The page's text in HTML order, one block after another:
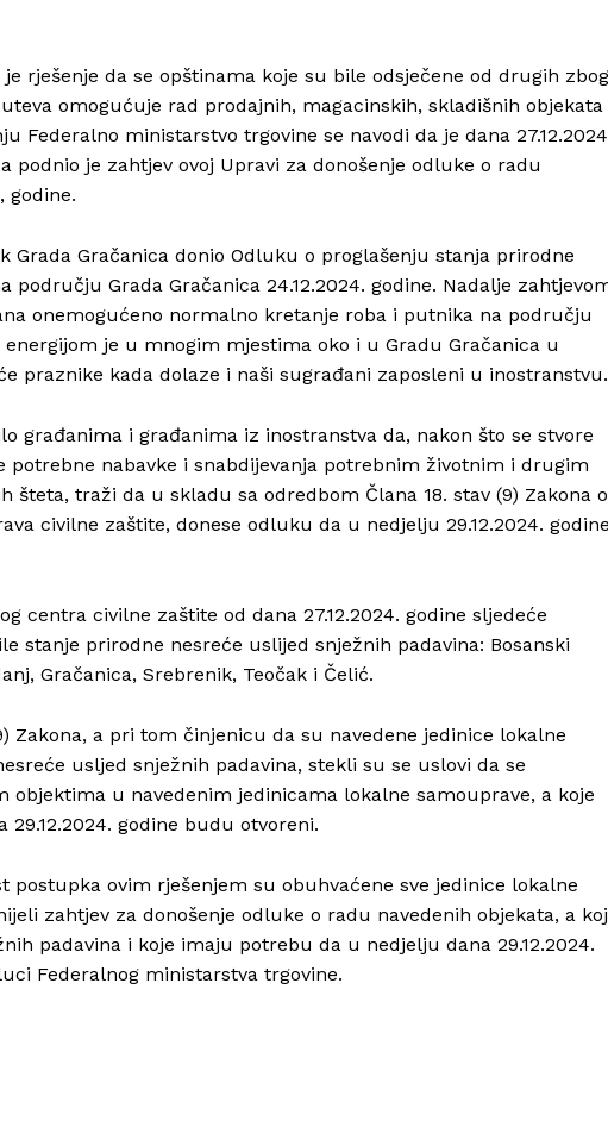
O nama
Kontakt
rješenje da se opštinama koje su bile odsječene od drugih zbog
omogućuje rad prodajnih, magacinskih, skladišnih
Federalno ministarstvo trgovine se navodi da je dana
podnio je zahtjev ovoj Upravi za donošenje odluke o radu
godine.
Grada Gračanica donio Odluku o proglašenju stanja prirodne
području Grada Gračanica 24.12.2024. godine. Nadalje
onemogućeno normalno kretanje roba i putnika na području
je u mnogim mjestima oko i u Gradu Gračanica u
praznike kada dolaze i naši sugrađani zaposleni u inostranstvu.
građanima i građanima iz inostranstva da, nakon što se stvore
nabavke i snabdijevanja potrebnim životnim i drugim
šteta, traži da u skladu sa odredbom Člana 18. stav (9) Zakona o
civilne zaštite, donese odluku da u nedjelju 29.12.2024.
centra civilne zaštite od dana 27.12.2024. godine sljedeće
stanje prirodne nesreće uslijed snježnih padavina: Bosanski
Gračanica, Srebrenik, Teočak i Čelić.
Zakona, a pri tom činjenicu da su navedene jedinice lokalne
usljed snježnih padavina, stekli su se uslovi da se
u navedenim jedinicama lokalne samouprave, a koje
godine budu otvoreni.
ovim rješenjem su obuhvaćene sve jedinice lokalne
zahtjev za donošenje odluke o radu navedenih objekata, a
padavina i koje imaju potrebu da u nedjelju dana 29.12.2024.
Federalnog ministarstva trgovine.